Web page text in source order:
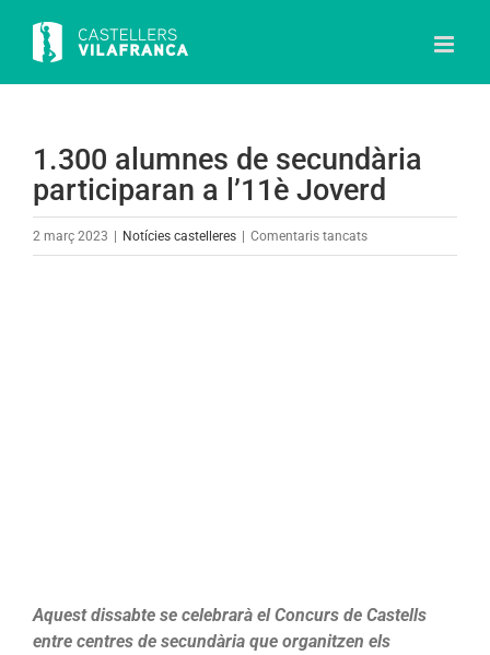
content
1.300 alumnes de secundària
participaran a l’11è Joverd
2 març 2023 Notícies castelleres Comentaris tancatsa
Aquest dissabte se celebrarà el Concurs de Castells
entre centres de secundària que organitzen els